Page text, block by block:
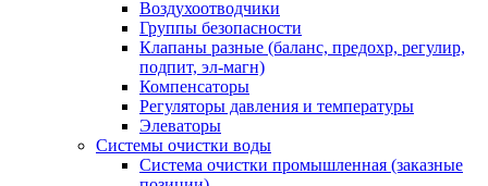
Воздухоотводчики
Группы безопасности
Клапаны разные (баланс, предохр, регулир,
подпит, эл-магн)
Компенсаторы
Регуляторы давления и температуры
Элеваторы
Системы очистки воды
Система очистки промышленная (заказные